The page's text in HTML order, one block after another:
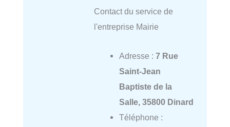
Contact du service de
l'entreprise Mairie
Adresse : 7 Rue
Saint-Jean
Baptiste de la
Salle, 35800 Dinard
Téléphone :